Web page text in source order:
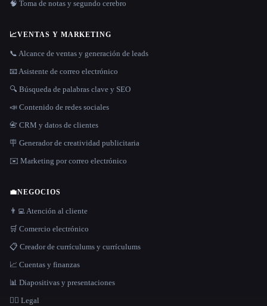
🧠 Toma de notas y segundo cerebro
📈VENTAS Y MARKETING
📞 Alcance de ventas y generación de leads
📧 Asistente de correo electrónico
🔍 Búsqueda de palabras clave y SEO
📣 Contenido de redes sociales
📇 CRM y datos de clientes
🪧 Generador de creatividad publicitaria
✉️ Marketing por correo electrónico
💼NEGOCIOS
👨‍💻 Atención al cliente
🛒 Comercio electrónico
📋 Creador de currículums y currículums
📈 Cuentas y finanzas
📊 Diapositivas y presentaciones
👩‍⚖️ Legal